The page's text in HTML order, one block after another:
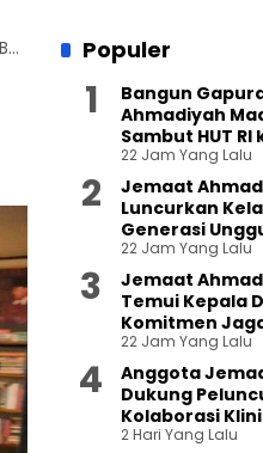
Himpunan Mahasiswa Ahmadiyah Rawat Nalar Kritis Lewat Bedah Buku Populer
Bangun
Ahmadiyah
Sambut HUT RI
22 Jam Yang Lalu
Jemaat
Luncurkan
Generasi
22 Jam Yang Lalu
Jemaat
Temui Kepala
Komitmen
22 Jam Yang Lalu
Anggota
Dukung
Kolaborasi
2 Hari Yang Lalu